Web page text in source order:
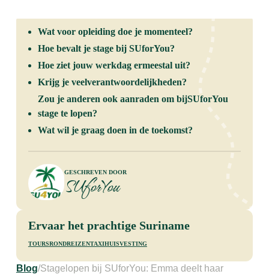
Blog/Stagelopen bij SUforYou: Emma deelt haar
Wat voor opleiding doe je momenteel?
Hoe bevalt je stage bij SUforYou?
Hoe ziet jouw werkdag ermeestal uit?
Krijg je veelverantwoordelijkheden?
Zou je anderen ook aanraden om bijSUforYou
stage te lopen?
Wat wil je graag doen in de toekomst?
Geschreven door
SUforYou
Ervaar het prachtige Suriname
toursrondreizentaxihuisvesting